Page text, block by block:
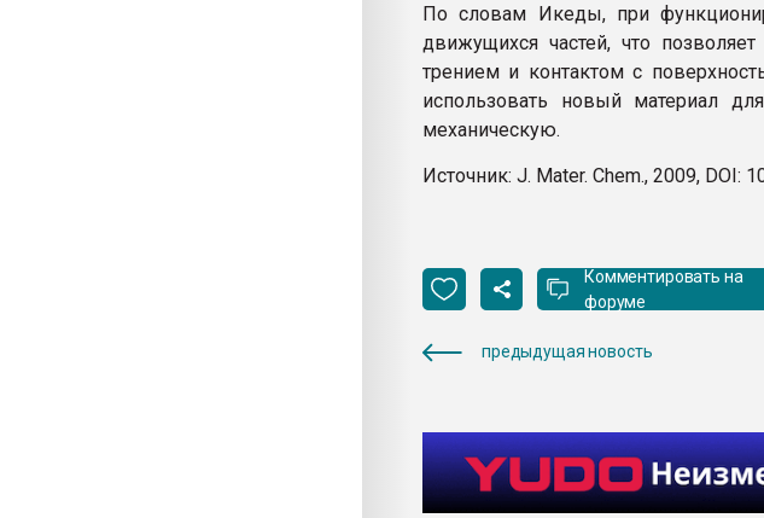
По словам Икеды, при
движущихся частей, что
трением и контактом с
использовать новый материал
механическую.
Источник: J. Mater. Chem., 2009, DOI:
Комментировать на
форуме
предыдущая новость